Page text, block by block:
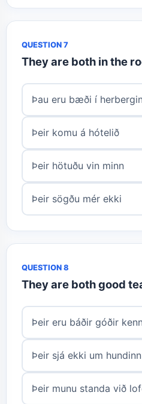
QUESTION 7
They are both in the
Þau eru bæði í
Þeir komu á hótelið
Þeir hötuðu vin minn
Þeir sögðu mér ekki
QUESTION 8
They are both good
Þeir eru báðir góðir
Þeir sjá ekki um hundinn
Þeir munu standa við